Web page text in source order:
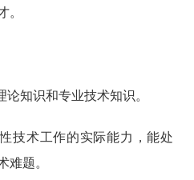
。
知识和专业技术知识。
技术工作的实际能力，能处
难题。